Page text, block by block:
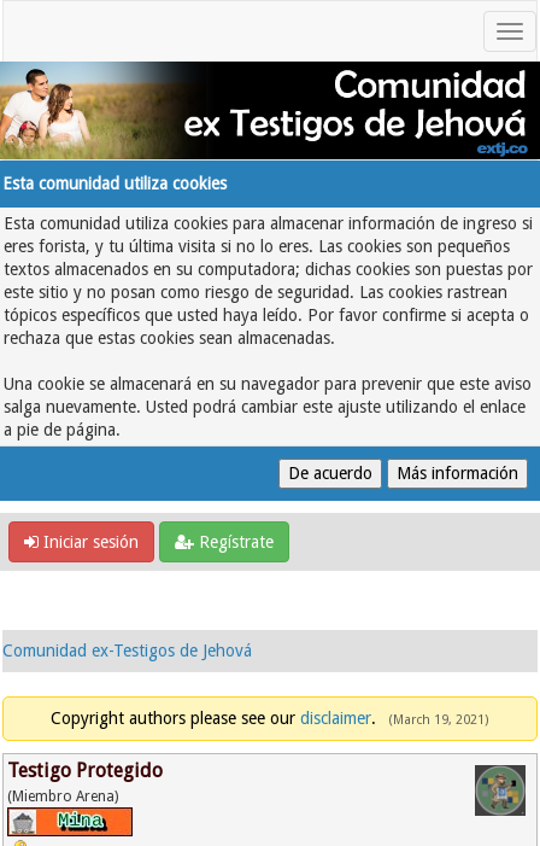
Esta comunidad utiliza cookies
Esta comunidad utiliza cookies para almacenar información de ingreso si
eres forista, y tu última visita si no lo eres. Las cookies son pequeños
textos almacenados en su computadora; dichas cookies son puestas por
este sitio y no posan como riesgo de seguridad. Las cookies rastrean
tópicos específicos que usted haya leído. Por favor confirme si acepta o
rechaza que estas cookies sean almacenadas.
Una cookie se almacenará en su navegador para prevenir que este aviso
salga nuevamente. Usted podrá cambiar este ajuste utilizando el enlace
a pie de página.
Iniciar sesión Regístrate
Comunidad ex-Testigos de Jehová
Copyright authors please see our disclaimer. (March 19, 2021)
Testigo Protegido
(Miembro Arena)